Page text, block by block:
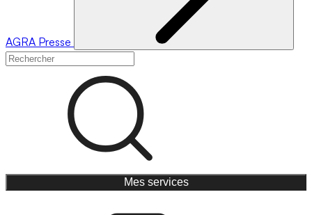
AGRA Presse
Mes services